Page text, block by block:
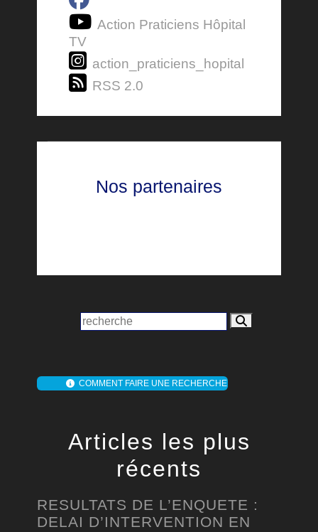
Action Praticiens Hôpital
TV
action_praticiens_hopital
RSS 2.0
Nos partenaires
COMMENT FAIRE UNE RECHERCHE
Articles les plus
récents
RESULTATS DE L’ENQUETE :
DELAI D’INTERVENTION EN